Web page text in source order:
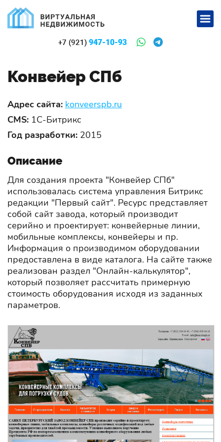
+7 (921) 947-10-93
Конвейер СПб
Адрес сайта: konveerspb.ru
CMS: 1С-Битрикс
Год разработки: 2015
Описание
Для создания проекта "Конвейер СПб"
использовалась система управления Битрикс
редакции "Первый сайт". Ресурс представляет
собой сайт завода, который производит
серийно и проектирует: конвейерные линии,
мобильные комплексы, конвейеры и пр.
Информация о производимом оборудовании
предоставлена в виде каталога. На сайте также
реализован раздел "Онлайн-калькулятор",
который позволяет рассчитать примерную
стоимость оборудования исходя из заданных
параметров.